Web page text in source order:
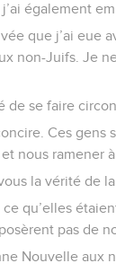
également
que j’ai eue
non-Juifs. Je
de se faire
Ces gens
nous ramener
la vérité de
qu’elles
pas de
Nouvelle aux